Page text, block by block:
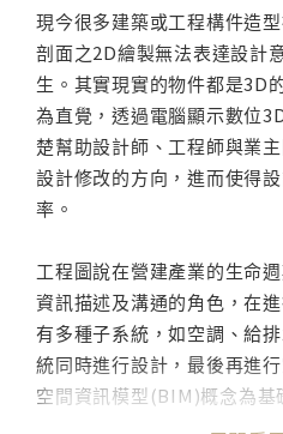
現今很多建築或工程構件造
剖面之2D繪製無法表達設計
生。其實現實的物件都是3D
為直覺，透過電腦顯示數位
楚幫助設計師、工程師與業
設計修改的方向，進而使得
率。
工程圖說在營建產業的生命
資訊描述及溝通的角色，在
有多種子系統，如空調、給
統同時進行設計，最後再進
空間資訊模型(BIM)概念為基
於整合不同機電子系統設計